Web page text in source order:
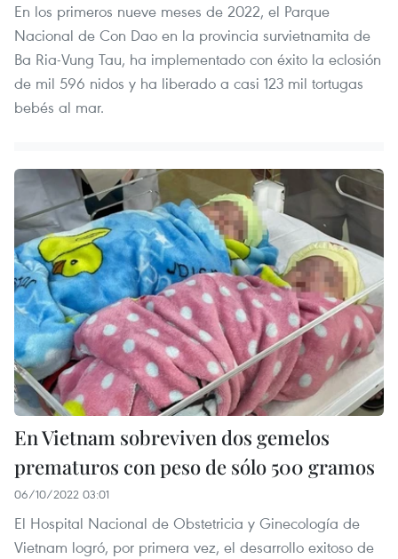
En los primeros nueve meses de 2022, el Parque
Nacional de Con Dao en la provincia survietnamita de
Ba Ria-Vung Tau, ha implementado con éxito la eclosión
de mil 596 nidos y ha liberado a casi 123 mil tortugas
bebés al mar.
En Vietnam sobreviven dos gemelos
prematuros con peso de sólo 500 gramos
06/10/2022 03:01
El Hospital Nacional de Obstetricia y Ginecología de
Vietnam logró, por primera vez, el desarrollo exitoso de